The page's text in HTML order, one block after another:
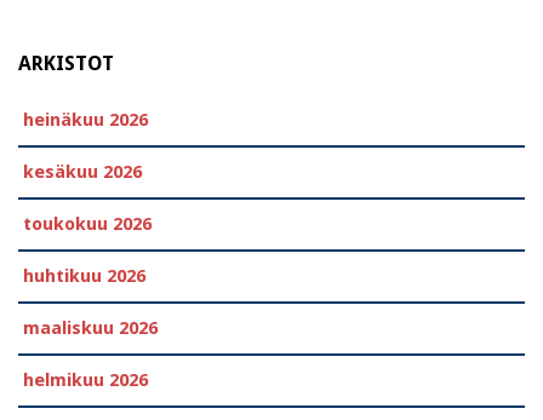
ARKISTOT
heinäkuu 2026
kesäkuu 2026
toukokuu 2026
huhtikuu 2026
maaliskuu 2026
helmikuu 2026